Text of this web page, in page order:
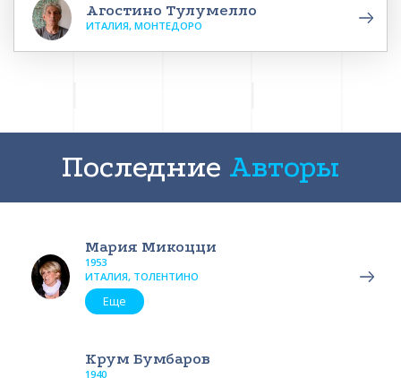
Агостино Тулумелло
ИТАЛИЯ, МОНТЕДОРО
Последние Авторы
Мария Микоцци
1953
ИТАЛИЯ, ТОЛЕНТИНО
Еще
Крум Бумбаров
1940